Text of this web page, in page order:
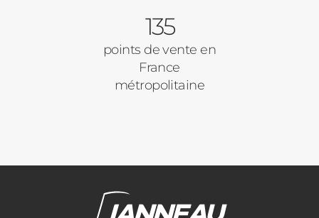
135
points de vente en
France
métropolitaine